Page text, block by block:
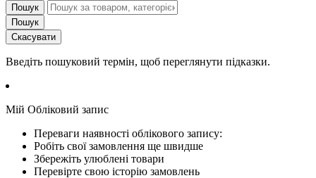
Пошук
Пошук
Скасувати
Введіть пошуковий термін, щоб переглянути підказки.
Мій Обліковий запис
Переваги наявності облікового запису:
Робіть свої замовлення ще швидше
Збережіть улюблені товари
Перевірте свою історію замовлень